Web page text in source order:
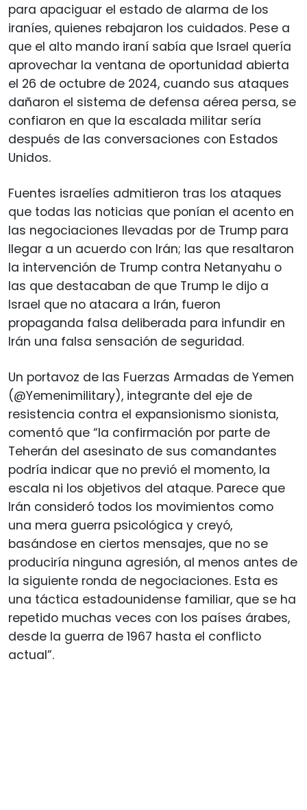
para apaciguar el estado de alarma de los
iraníes, quienes rebajaron los cuidados. Pese a
que el alto mando iraní sabía que Israel quería
aprovechar la ventana de oportunidad abierta
el 26 de octubre de 2024, cuando sus ataques
dañaron el sistema de defensa aérea persa, se
confiaron en que la escalada militar sería
después de las conversaciones con Estados
Unidos.
Fuentes israelíes admitieron tras los ataques
que todas las noticias que ponían el acento en
las negociaciones llevadas por de Trump para
llegar a un acuerdo con Irán; las que resaltaron
la intervención de Trump contra Netanyahu o
las que destacaban de que Trump le dijo a
Israel que no atacara a Irán, fueron
propaganda falsa deliberada para infundir en
Irán una falsa sensación de seguridad.
Un portavoz de las Fuerzas Armadas de Yemen
(@Yemenimilitary), integrante del eje de
resistencia contra el expansionismo sionista,
comentó que “la confirmación por parte de
Teherán del asesinato de sus comandantes
podría indicar que no previó el momento, la
escala ni los objetivos del ataque. Parece que
Irán consideró todos los movimientos como
una mera guerra psicológica y creyó,
basándose en ciertos mensajes, que no se
produciría ninguna agresión, al menos antes de
la siguiente ronda de negociaciones. Esta es
una táctica estadounidense familiar, que se ha
repetido muchas veces con los países árabes,
desde la guerra de 1967 hasta el conflicto
actual”.